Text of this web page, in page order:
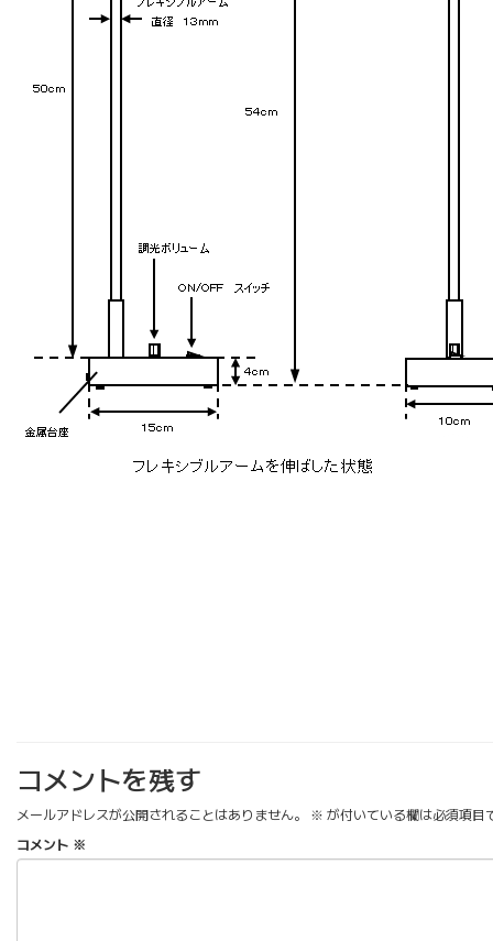
コメントを残す
メールアドレスが公開されることはありません。 ※ が付いている欄は必須項目
コメント ※